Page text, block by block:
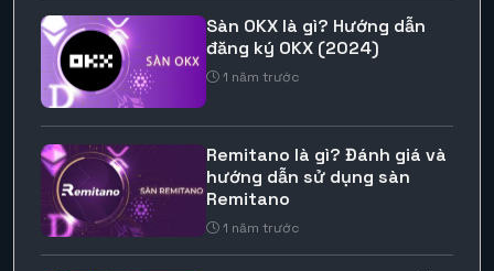
Sàn OKX là gì? Hướng dẫn
đăng ký OKX (2024)
1 năm trước
Remitano là gì? Đánh giá và
hướng dẫn sử dụng sàn
Remitano
1 năm trước